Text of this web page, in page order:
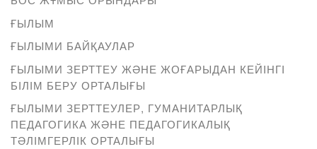
ҒЫЛЫМ
ҒЫЛЫМИ БАЙҚАУЛАР
ҒЫЛЫМИ ЗЕРТТЕУ ЖӘНЕ ЖОҒАРЫДАН КЕЙІНГІ
БІЛІМ БЕРУ ОРТАЛЫҒЫ
ҒЫЛЫМИ ЗЕРТТЕУЛЕР, ГУМАНИТАРЛЫҚ
ПЕДАГОГИКА ЖӘНЕ ПЕДАГОГИКАЛЫҚ
ТӘЛІМГЕРЛІК ОРТАЛЫҒЫ